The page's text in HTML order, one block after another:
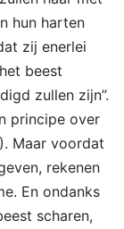
hun harten
zij enerlei
beest
zullen zijn”.
principe over
Maar voordat
rekenen
En ondanks
scharen,